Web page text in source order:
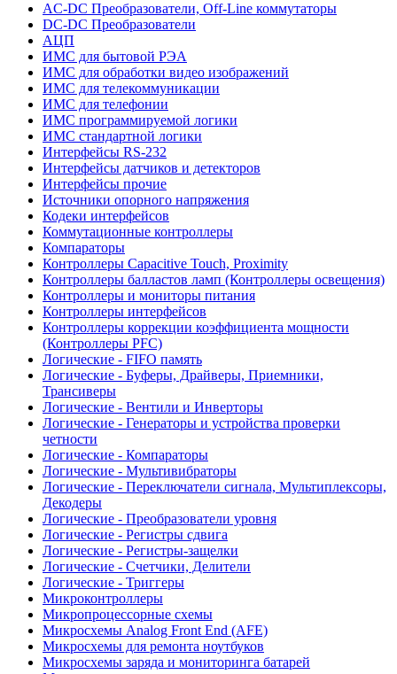
AC-DC Преобразователи, Off-Line коммутаторы
DC-DC Преобразователи
АЦП
ИМС для бытовой РЭА
ИМС для обработки видео изображений
ИМС для телекоммуникации
ИМС для телефонии
ИМС программируемой логики
ИМС стандартной логики
Интерфейсы RS-232
Интерфейсы датчиков и детекторов
Интерфейсы прочие
Источники опорного напряжения
Кодеки интерфейсов
Коммутационные контроллеры
Компараторы
Контроллеры Capacitive Touch, Proximity
Контроллеры балластов ламп (Контроллеры освещения)
Контроллеры и мониторы питания
Контроллеры интерфейсов
Контроллеры коррекции коэффициента мощности
(Контроллеры PFC)
Логические - FIFO память
Логические - Буферы, Драйверы, Приемники,
Трансиверы
Логические - Вентили и Инверторы
Логические - Генераторы и устройства проверки
четности
Логические - Компараторы
Логические - Мультивибраторы
Логические - Переключатели сигнала, Мультиплексоры,
Декодеры
Логические - Преобразователи уровня
Логические - Регистры сдвига
Логические - Регистры-защелки
Логические - Счетчики, Делители
Логические - Триггеры
Микроконтроллеры
Микропроцессорные схемы
Микросхемы Analog Front End (AFE)
Микросхемы для ремонта ноутбуков
Микросхемы заряда и мониторинга батарей